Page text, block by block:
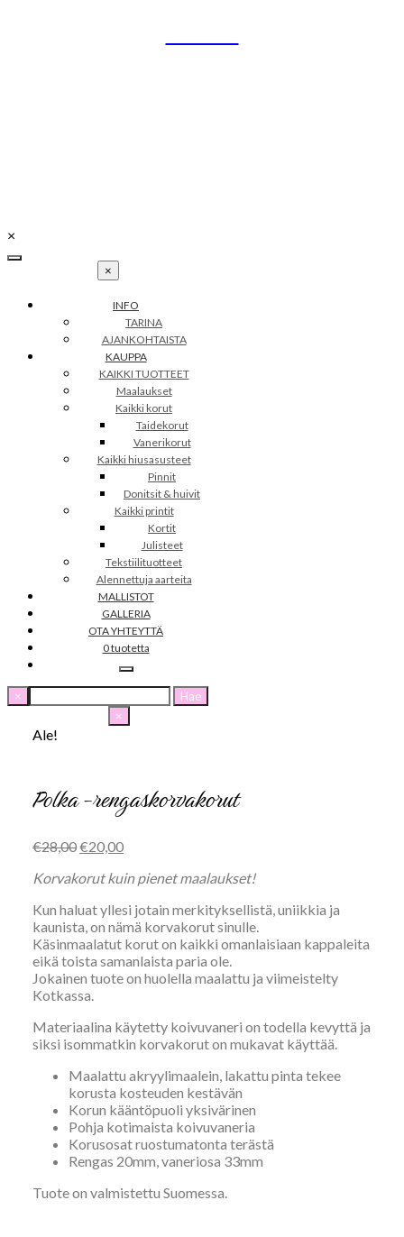
×
×
INFO
TARINA
AJANKOHTAISTA
KAUPPA
KAIKKI TUOTTEET
Maalaukset
Kaikki korut
Taidekorut
Vanerikorut
Kaikki hiusasusteet
Pinnit
Donitsit & huivit
Kaikki printit
Kortit
Julisteet
Tekstiilituotteet
Alennettuja aarteita
MALLISTOT
GALLERIA
OTA YHTEYTTÄ
0 tuotetta
× Haku:
×
Ale!
Polka -rengaskorvakorut
€28,00Alkuperäinen
oli:
€20,00Nykyinen
on:
Korvakorut kuin pienet maalaukset!
Kun haluat yllesi jotain merkityksellistä, uniikkia ja
kaunista, on nämä korvakorut sinulle.
Käsinmaalatut korut on kaikki omanlaisiaan kappaleita
eikä toista samanlaista paria ole.
Jokainen tuote on huolella maalattu ja viimeistelty
Kotkassa.
Materiaalina käytetty koivuvaneri on todella kevyttä ja
siksi isommatkin korvakorut on mukavat käyttää.
Maalattu akryylimaalein, lakattu pinta tekee
korusta kosteuden kestävän
Korun kääntöpuoli yksivärinen
Pohja kotimaista koivuvaneria
Korusosat ruostumatonta terästä
Rengas 20mm, vaneriosa 33mm
Tuote on valmistettu Suomessa.